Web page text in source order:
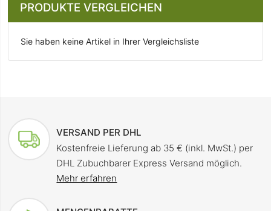
PRODUKTE VERGLEICHEN
Sie haben keine Artikel in Ihrer Vergleichsliste
VERSAND PER DHL
Kostenfreie Lieferung ab 35 € (inkl. MwSt.) per
DHL Zubuchbarer Express Versand möglich.
Mehr erfahren